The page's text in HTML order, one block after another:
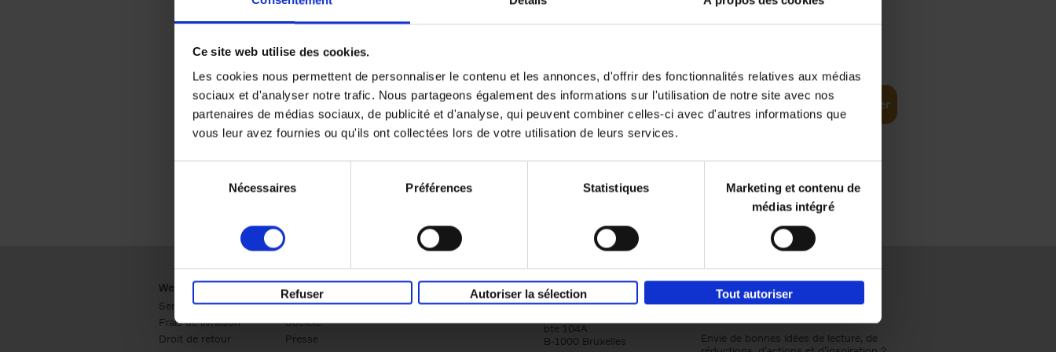
Ce site web utilise des cookies.
Les cookies nous permettent de personnaliser le contenu et les annonces, d'offrir des fonctionnalités relatives aux médias
sociaux et d'analyser notre trafic. Nous partageons également des informations sur l'utilisation de notre site avec nos
partenaires de médias sociaux, de publicité et d'analyse, qui peuvent combiner celles-ci avec d'autres informations que
vous leur avez fournies ou qu'ils ont collectées lors de votre utilisation de leurs services.
Nécessaires Préférences Statistiques
Marketing et contenu de
médias intégré
Refuser Autoriser la sélection Tout autoriser
Planning to Promoting
Clo Willaerts
Couverture souple
352 Ajouter au panier
Webshop
Service clients
Frais de livraison
Droit de retour
Business
Ventes
Société
Presse
Société
Qui sommes-nous?
Éditions Racine
Tour & Taxis
bte 104A
B-1000 Bruxelles
Envie de bonnes idées de lecture, de